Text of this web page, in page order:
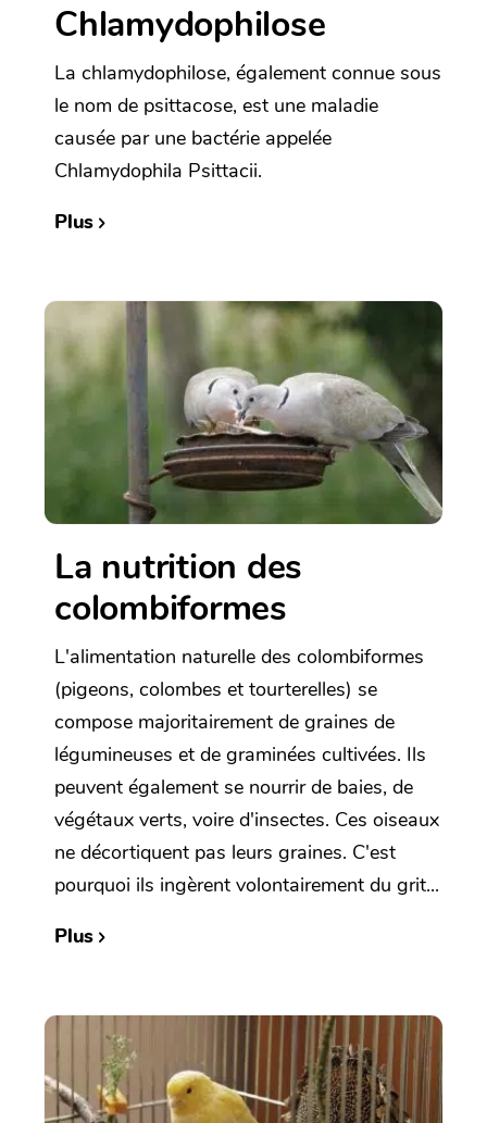
Chlamydophilose
La chlamydophilose, également connue sous
le nom de psittacose, est une maladie
causée par une bactérie appelée
Chlamydophila Psittacii.
Plus
La nutrition des
colombiformes
L'alimentation naturelle des colombiformes
(pigeons, colombes et tourterelles) se
compose majoritairement de graines de
légumineuses et de graminées cultivées. Ils
peuvent également se nourrir de baies, de
végétaux verts, voire d'insectes. Ces oiseaux
ne décortiquent pas leurs graines. C'est
pourquoi ils ingèrent volontairement du grit...
Plus